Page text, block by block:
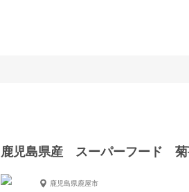
鹿児島県産 スーパーフード
鹿児島県鹿屋市